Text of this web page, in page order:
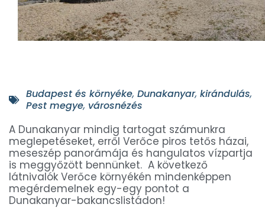
Budapest és környéke, Dunakanyar, kirándulás,
Pest megye, városnézés
A Dunakanyar mindig tartogat számunkra
meglepetéseket, erről Verőce piros tetős házai,
meseszép panorámája és hangulatos vízpartja
is meggyőzött bennünket. A következő
látnivalók Verőce környékén mindenképpen
megérdemelnek egy-egy pontot a
Dunakanyar-bakancslistádon!